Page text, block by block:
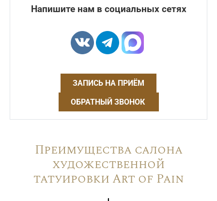
Напишите нам в социальных сетях
ЗАПИСЬ НА ПРИЁМ
ОБРАТНЫЙ ЗВОНОК
Преимущества салона
художественной
татуировки Art of Pain